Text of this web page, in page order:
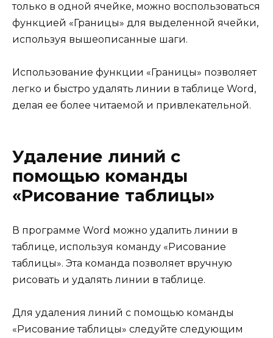
только в одной ячейке, можно воспользоваться
функцией «Границы» для выделенной ячейки,
используя вышеописанные шаги.
Использование функции «Границы» позволяет
легко и быстро удалять линии в таблице Word,
делая ее более читаемой и привлекательной.
Удаление линий с
помощью команды
«Рисование таблицы»
В программе Word можно удалить линии в
таблице, используя команду «Рисование
таблицы». Эта команда позволяет вручную
рисовать и удалять линии в таблице.
Для удаления линий с помощью команды
«Рисование таблицы» следуйте следующим